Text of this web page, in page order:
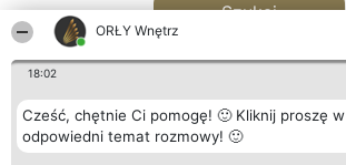
ORŁY Wnętrz
18:02
Cześć, chętnie Ci pomogę! 🙂 Kliknij proszę w
odpowiedni temat rozmowy! 🙂
Szukaj